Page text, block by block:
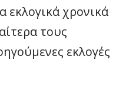
εκλογικά χρονικά
τους
εκλογές